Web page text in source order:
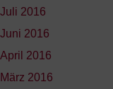
Juli 2016
Juni 2016
April 2016
März 2016